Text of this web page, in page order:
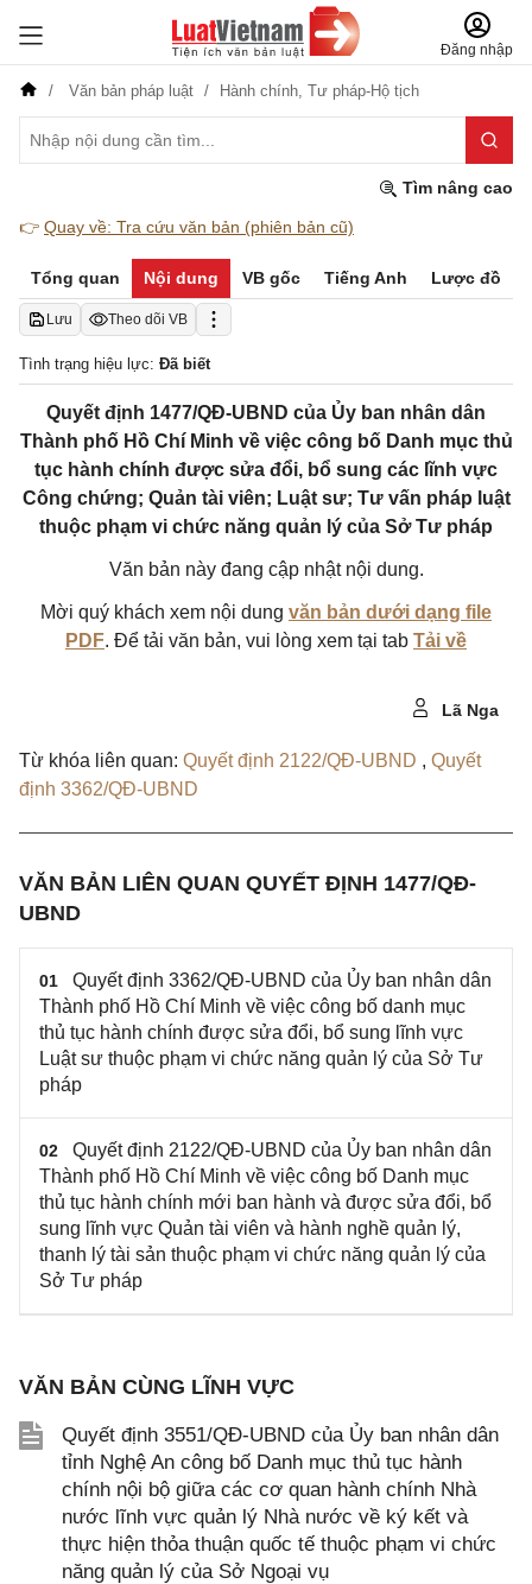
Đăng nhập
Văn bản pháp luật Hành chính, Tư pháp-Hộ tịch
Tìm nâng cao
👉 Quay về: Tra cứu văn bản (phiên bản cũ)
Tổng quan Nội dung VB gốc Tiếng Anh Lược đồ
Lưu Theo dõi VB
Tình trạng hiệu lực: Đã biết
Quyết định 1477/QĐ-UBND của Ủy ban nhân dân
Thành phố Hồ Chí Minh về việc công bố Danh mục thủ
tục hành chính được sửa đổi, bổ sung các lĩnh vực
Công chứng; Quản tài viên; Luật sư; Tư vấn pháp luật
thuộc phạm vi chức năng quản lý của Sở Tư pháp
Văn bản này đang cập nhật nội dung.
Mời quý khách xem nội dung văn bản dưới dạng file
PDF. Để tải văn bản, vui lòng xem tại tab Tải về
Lã Nga
Từ khóa liên quan: Quyết định 2122/QĐ-UBND , Quyết
định 3362/QĐ-UBND
VĂN BẢN LIÊN QUAN QUYẾT ĐỊNH 1477/QĐ-
UBND
01
Quyết định 3362/QĐ-UBND của Ủy ban nhân dân
Thành phố Hồ Chí Minh về việc công bố danh mục
thủ tục hành chính được sửa đổi, bổ sung lĩnh vực
Luật sư thuộc phạm vi chức năng quản lý của Sở Tư
pháp
02
Quyết định 2122/QĐ-UBND của Ủy ban nhân dân
Thành phố Hồ Chí Minh về việc công bố Danh mục
thủ tục hành chính mới ban hành và được sửa đổi, bổ
sung lĩnh vực Quản tài viên và hành nghề quản lý,
thanh lý tài sản thuộc phạm vi chức năng quản lý của
Sở Tư pháp
VĂN BẢN CÙNG LĨNH VỰC
Quyết định 3551/QĐ-UBND của Ủy ban nhân dân
tỉnh Nghệ An công bố Danh mục thủ tục hành
chính nội bộ giữa các cơ quan hành chính Nhà
nước lĩnh vực quản lý Nhà nước về ký kết và
thực hiện thỏa thuận quốc tế thuộc phạm vi chức
năng quản lý của Sở Ngoại vụ